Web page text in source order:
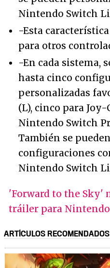
Nintendo Switch
-Esta
para otros
-En cada sistema,
hasta cinco
personalizadas
(L), cinco para Joy-
Nintendo Switch
También se
configuraciones
Nintendo Switch
'Forward to the Sky'
tráiler para
ARTÍCULOS RECOMENDADOS